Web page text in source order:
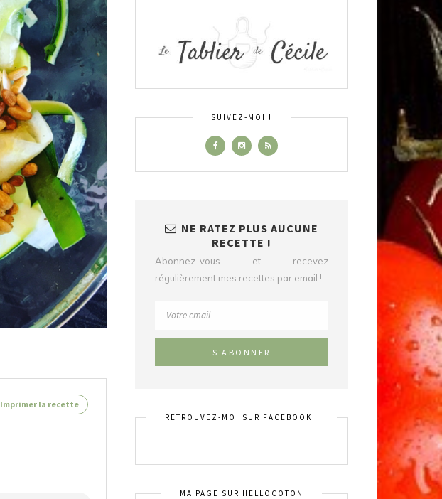
Imprimer la recette
SUIVEZ-MOI !
NE RATEZ PLUS AUCUNE
RECETTE !
Abonnez-vous et recevez
régulièrement mes recettes par email !
RETROUVEZ-MOI SUR FACEBOOK !
MA PAGE SUR HELLOCOTON